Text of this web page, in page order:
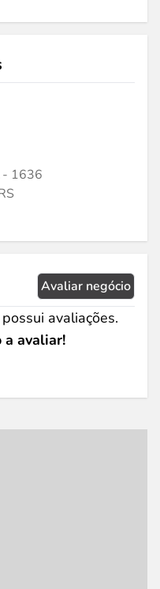
- 1636
Avaliar negócio
avaliações.
a avaliar!